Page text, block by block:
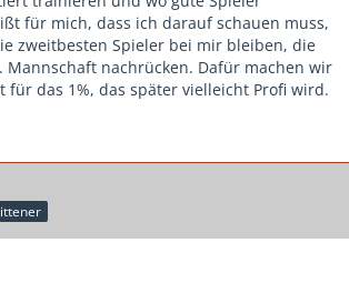
für mich, dass ich darauf schauen muss,
zweitbesten Spieler bei mir bleiben, die
Mannschaft nachrücken. Dafür machen wir
für das 1%, das später vielleicht Profi wird.